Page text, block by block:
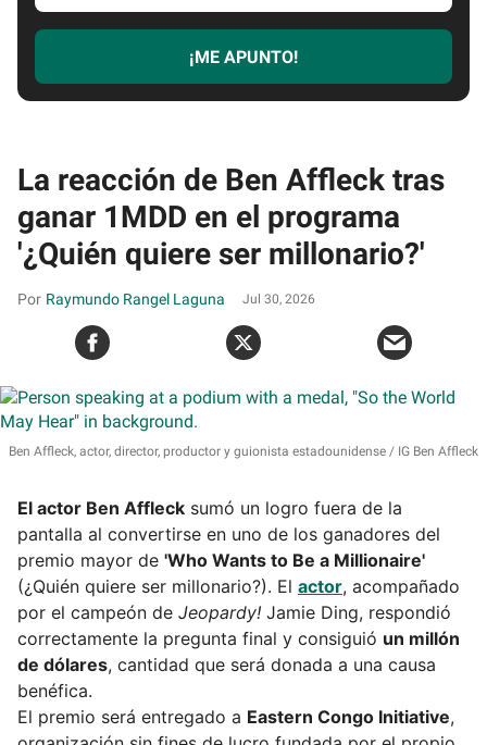
email
¡ME APUNTO!
La reacción de Ben Affleck tras
ganar 1MDD en el programa
'¿Quién quiere ser millonario?'
Raymundo Rangel Laguna Jul 30, 2026
Ben Affleck, actor, director, productor y guionista estadounidense IG Ben Affleck
El actor Ben Affleck sumó un logro fuera de la
pantalla al convertirse en uno de los ganadores del
premio mayor de 'Who Wants to Be a Millionaire'
(¿Quién quiere ser millonario?). El actor, acompañado
por el campeón de Jeopardy! Jamie Ding, respondió
correctamente la pregunta final y consiguió un millón
de dólares, cantidad que será donada a una causa
benéfica.
El premio será entregado a Eastern Congo Initiative,